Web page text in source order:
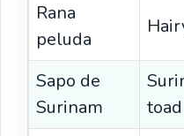
Rana
peluda
Sapo de
Surinam
toad